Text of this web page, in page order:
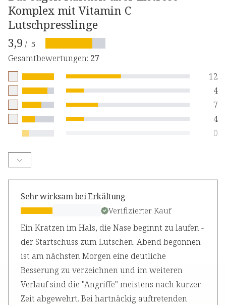
Komplex mit Vitamin C
Lutschpresslinge
3,9 / 5
Gesamtbewertungen: 27
12
4
7
4
0
Sehr wirksam bei Erkältung
Verifizierter Kauf
Ein Kratzen im Hals, die Nase beginnt zu laufen -
der Startschuss zum Lutschen. Abend begonnen
ist am nächsten Morgen eine deutliche
Besserung zu verzeichnen und im weiteren
Verlauf sind die "Angriffe" meistens nach kurzer
Zeit abgewehrt. Bei hartnäckig auftretenden